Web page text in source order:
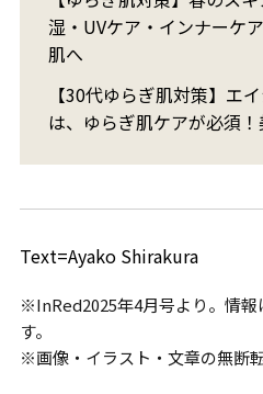
湿・UVケア・インナーケ
肌へ
【30代ゆらぎ肌対策】エ
は、ゆらぎ肌ケアが必須
Text=Ayako Shirakura
※InRed2025年4月号より。情報
す。
※画像・イラスト・文章の無断